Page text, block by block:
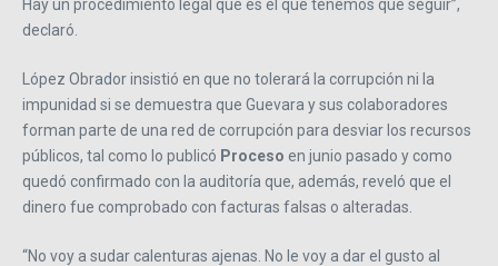
Hay un procedimiento legal que es el que tenemos que seguir”,
declaró.
López Obrador insistió en que no tolerará la corrupción ni la
impunidad si se demuestra que Guevara y sus colaboradores
forman parte de una red de corrupción para desviar los recursos
públicos, tal como lo publicó Proceso en junio pasado y como
quedó confirmado con la auditoría que, además, reveló que el
dinero fue comprobado con facturas falsas o alteradas.
“No voy a sudar calenturas ajenas. No le voy a dar el gusto al